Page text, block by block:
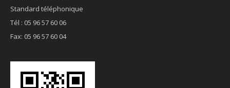
Standard téléphonique
Tél : 05 96 57 60 06
Fax: 05 96 57 60 04